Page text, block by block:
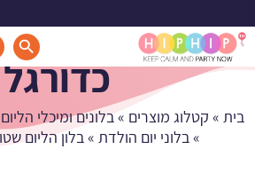
בלון הליום
כדורגל
בית » קטלוג מוצרים »בלונים ומיכלי הליום
»בלוני יום הולדת »בלון הליום